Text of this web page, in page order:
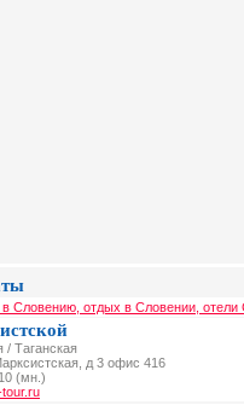
Словению, отдых в Словении,
/ Таганская
д 3 офис 416
(мн.)